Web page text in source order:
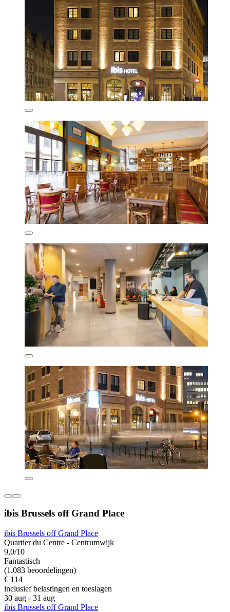
ibis Brussels off Grand Place
ibis Brussels off Grand Place
Quartier du Centre - Centrumwijk
9,0/10
Fantastisch
(1.083 beoordelingen)
€ 114
inclusief belastingen en toeslagen
30 aug - 31 aug
ibis Brussels off Grand Place